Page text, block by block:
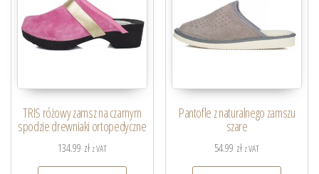
TRIS różowy zamsz na czarnym
spodzie drewniaki ortopedyczne
134.99 zł z VAT
Pantofle z naturalnego zamszu
szare
54.99 zł z VAT